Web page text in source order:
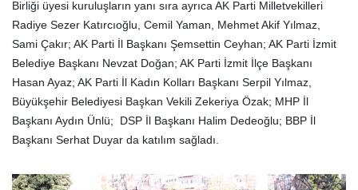
Birliği üyesi kuruluşların yanı sıra ayrıca AK Parti Milletvekilleri
Radiye Sezer Katırcıoğlu, Cemil Yaman, Mehmet Akif Yılmaz,
Sami Çakır; AK Parti İl Başkanı Şemsettin Ceyhan; AK Parti İzmit
Belediye Başkanı Nevzat Doğan; AK Parti İzmit İlçe Başkanı
Hasan Ayaz; AK Parti İl Kadın Kolları Başkanı Serpil Yılmaz,
Büyükşehir Belediyesi Başkan Vekili Zekeriya Özak; MHP İl
Başkanı Aydın Ünlü; DSP İl Başkanı Halim Dedeoğlu; BBP İl
Başkanı Serhat Duyar da katılım sağladı.